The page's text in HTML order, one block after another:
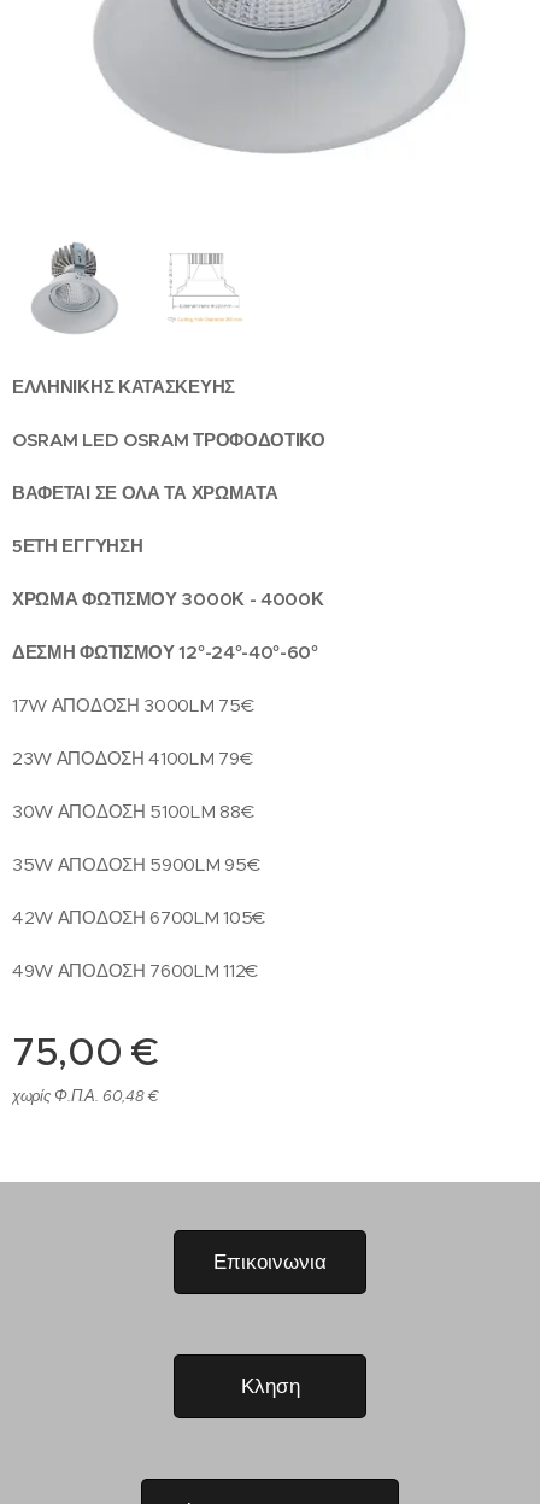
ΕΛΛΗΝΙΚΗΣ ΚΑΤΑΣΚΕΥΗΣ
OSRAM LED OSRAM ΤΡΟΦΟΔΟΤΙΚΟ
ΒΑΦΕΤΑΙ ΣΕ ΟΛΑ ΤΑ ΧΡΩΜΑΤΑ
5ΕΤΗ ΕΓΓΥΗΣΗ
ΧΡΩΜΑ ΦΩΤΙΣΜΟΥ 3000Κ - 4000Κ
ΔΕΣΜΗ ΦΩΤΙΣΜΟΥ 12°-24°-40°-60°
17W ΑΠΟΔΟΣΗ 3000LM 75€
23W ΑΠΟΔΟΣΗ 4100LM 79€
30W ΑΠΟΔΟΣΗ 5100LM 88€
35W ΑΠΟΔΟΣΗ 5900LM 95€
42W ΑΠΟΔΟΣΗ 6700LM 105€
49W ΑΠΟΔΟΣΗ 7600LM 112€
75,00 €
χωρίς Φ.Π.Α. 60,48 €
Επικοινωνια
Κληση